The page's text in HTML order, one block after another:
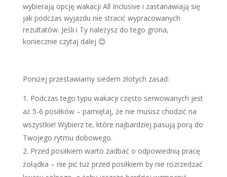
wybierają opcję wakacji All Inclusive i zastanawiają się
jak podczas wyjazdu nie stracić wypracowanych
rezultatów. Jeśli i Ty należysz do tego grona,
koniecznie czytaj dalej 😊
Poniżej przestawiamy siedem złotych zasad:
Podczas tego typu wakacji często serwowanych jest
aż 5-6 posiłków – pamiętaj, że nie musisz chodzić na
wszystkie! Wybierz te, które najbardziej pasują porą do
Twojego rytmu dobowego.
Przed posiłkiem warto zadbać o odpowiednią pracę
żołądka – nie pić tuż przed posiłkiem by nie rozrzedzać